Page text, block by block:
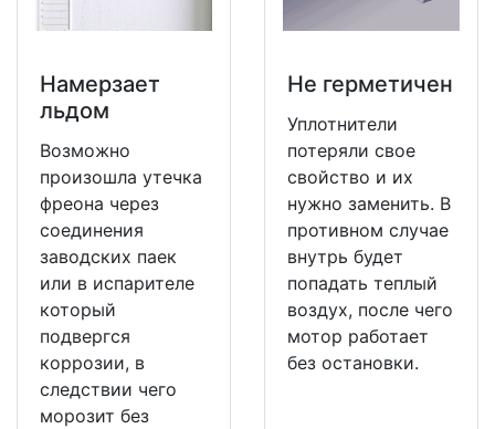
Намерзает
льдом
Возможно
произошла утечка
фреона через
соединения
заводских паек
или в испарителе
который
подвергся
коррозии, в
следствии чего
морозит без
Не герметичен
Уплотнители
потеряли свое
свойство и их
нужно заменить. В
противном случае
внутрь будет
попадать теплый
воздух, после чего
мотор работает
без остановки.